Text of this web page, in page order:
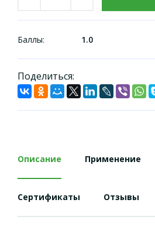
Баллы: 1.0
Поделиться:
Описание Применение
Сертификаты Отзывы